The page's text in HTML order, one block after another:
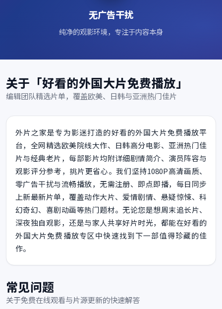
无广告干扰
纯净的观影环境，专注于内容本身
关于「好看的外国大片免费播放」
编辑团队精选片单，覆盖欧美、日韩与亚洲热门佳片
外片之家是专为影迷打造的好看的外国大片免费播放平
台，全网精选欧美院线大作、日韩高分电影、亚洲热门佳
片与经典老片，每部影片均附详细剧情简介、演员阵容与
观影评分参考，挑片更省心。我们坚持1080P高清画质、
零广告干扰与流畅播放，无需注册、即点即播，每日同步
上新最新片单，覆盖动作大片、爱情剧情、悬疑惊悚、科
幻奇幻、喜剧动画等热门题材。无论您是想周末追长片、
深夜独自观影，还是与家人共享好片时光，都能在好看的
外国大片免费播放专区中快速找到下一部值得珍藏的佳
作。
常见问题
关于免费在线观看与片源更新的快速解答